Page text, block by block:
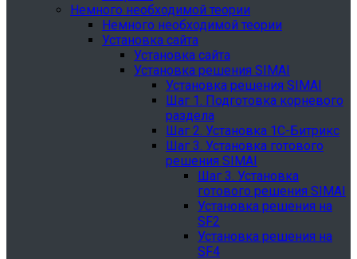
Немного необходимой теории
Немного необходимой теории
Установка сайта
Установка сайта
Установка решения SIMAI
Установка решения SIMAI
Шаг 1. Подготовка корневого
раздела
Шаг 2. Установка 1С-Битрикс
Шаг 3. Установка готового
решения SIMAI
Шаг 3. Установка
готового решения SIMAI
Установка решения на
SF2
Установка решения на
SF4